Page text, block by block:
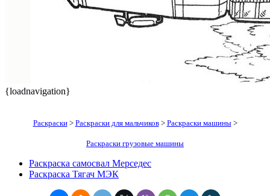
{loadnavigation}
Раскраски> Раскраски для мальчиков> Раскраски машины>
Раскраски грузовые машины
Раскраска самосвал Мерседес
Раскраска Тягач МЭК